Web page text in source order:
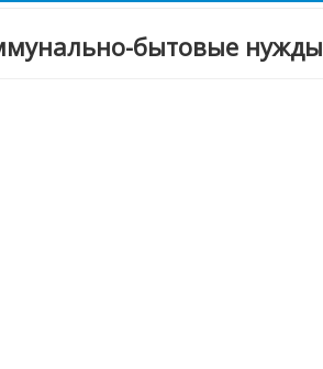
бытовые нужды